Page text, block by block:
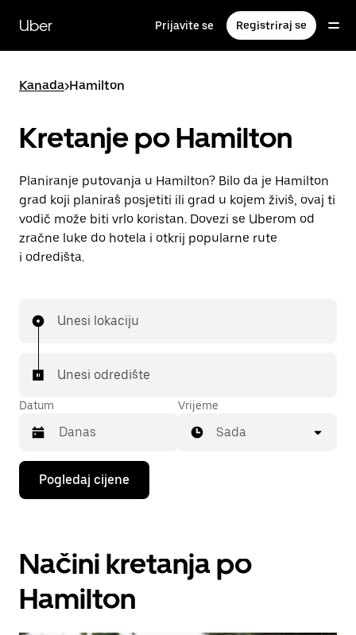
glavni
sadržaj
Uber Prijavite se Registriraj se
Kanada>Hamilton
Kretanje po Hamilton
Planiranje putovanja u Hamilton? Bilo da je Hamilton
grad koji planiraš posjetiti ili grad u kojem živiš, ovaj ti
vodič može biti vrlo koristan. Dovezi se Uberom od
zračne luke do hotela i otkrij popularne rute
i odredišta.
Unesi lokaciju
Unesi odredište
Datum
Pritisni
tipku
sa
za
interakciju
kalendarom
Vrijeme
Sada
Pogledaj cijene
Načini kretanja po
Hamilton